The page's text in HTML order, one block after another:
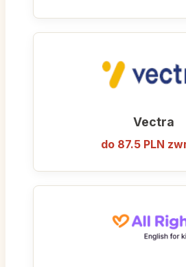
Vectra
do 87.5 PLN